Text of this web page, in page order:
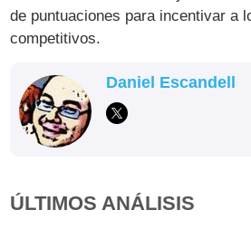
de puntuaciones para incentivar a
competitivos.
Daniel Escandell
ÚLTIMOS ANÁLISIS